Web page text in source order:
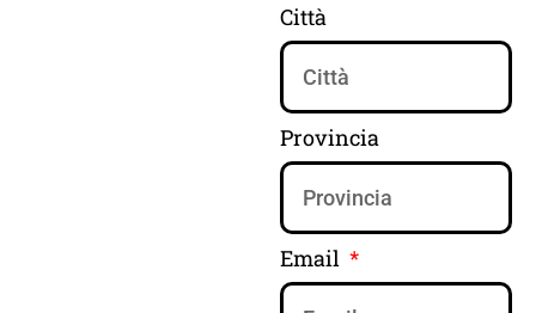
Città
Provincia
Email